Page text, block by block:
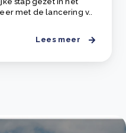
met de lancering v..
Lees meer